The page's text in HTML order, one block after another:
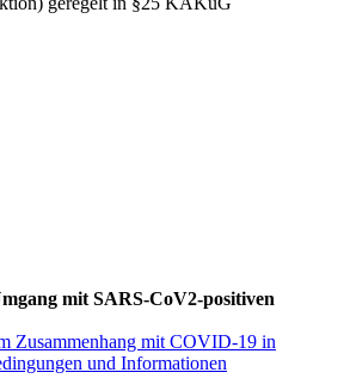
mit SARS-CoV2-positiven
Zusammenhang mit COVID-19 in
und Informationen